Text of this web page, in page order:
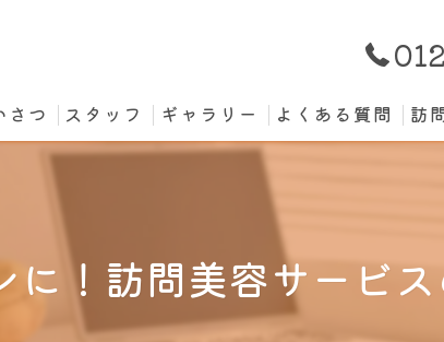
さつ スタッフ ギャラリー よくある質問 訪
高
に！訪問美容サービ